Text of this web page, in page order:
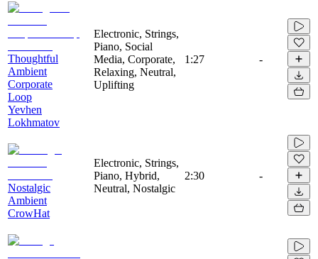
Thoughtful
Ambient
Corporate
Loop
Yevhen
Lokhmatov
Electronic, Strings,
Piano, Social
Media, Corporate,
Relaxing, Neutral,
Uplifting
1:27 -
Nostalgic
Ambient
CrowHat
Electronic, Strings,
Piano, Hybrid,
Neutral, Nostalgic
2:30 -